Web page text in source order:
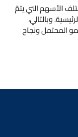
الأسهم التي يتمّ
وبالتالي،
المحتمل ونجاح